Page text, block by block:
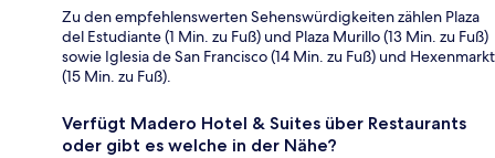
Zu den empfehlenswerten Sehenswürdigkeiten zählen Plaza
del Estudiante (1 Min. zu Fuß) und Plaza Murillo (13 Min. zu Fuß)
sowie Iglesia de San Francisco (14 Min. zu Fuß) und Hexenmarkt
(15 Min. zu Fuß).
Verfügt Madero Hotel & Suites über Restaurants
oder gibt es welche in der Nähe?